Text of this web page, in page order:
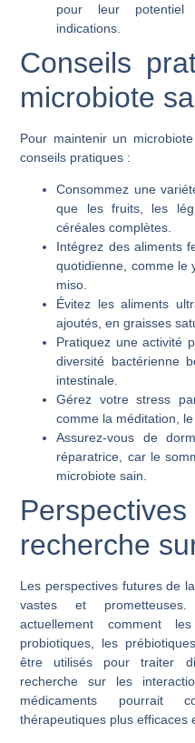
pour leur potentiel
indications.
Conseils
microbiote
Pour maintenir un
conseils pratiques :
Consommez une
que les fruits, les
céréales complètes.
Intégrez des aliments
quotidienne, comme le
miso.
Évitez les aliments
ajoutés, en graisses
Pratiquez une activité
diversité bactérienne
intestinale.
Gérez votre stress
comme la méditation,
Assurez-vous de
réparatrice, car le
microbiote sain.
recherche
Les perspectives futures de
vastes et
actuellement comment
probiotiques, les
être utilisés pour traiter
recherche sur les
médicaments pourrait
thérapeutiques plus efficaces